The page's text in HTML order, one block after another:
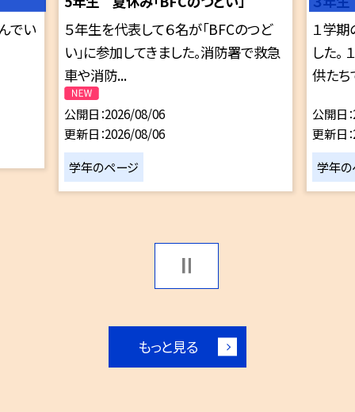
でい
５年生を代表して６名が「BFCのつど
い」に参加してきました。消防署で救急
車や消防...
公開日 2026/08/06
更新日 2026/08/06
学年のページ
１学
した。
供たち
公開日
更新日
学年
もっと見る